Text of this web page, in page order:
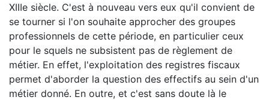
XIIIe siècle. C'est à nouveau vers eux qu'il convient de
se tourner si l'on souhaite approcher des groupes
professionnels de cette période, en particulier ceux
pour le squels ne subsistent pas de règlement de
métier. En effet, l'exploitation des registres fiscaux
permet d'aborder la question des effectifs au sein d'un
métier donné. En outre, et c'est sans doute là le